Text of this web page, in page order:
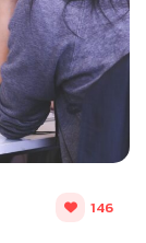
146